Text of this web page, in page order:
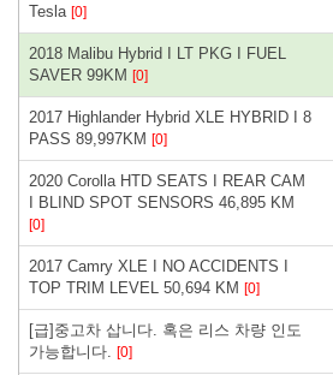
Tesla [0]
2018 Malibu Hybrid I LT PKG I FUEL
SAVER 99KM [0]
2017 Highlander Hybrid XLE HYBRID I 8
PASS 89,997KM [0]
2020 Corolla HTD SEATS I REAR CAM
I BLIND SPOT SENSORS 46,895 KM
[0]
2017 Camry XLE I NO ACCIDENTS I
TOP TRIM LEVEL 50,694 KM [0]
[급]중고차 삽니다. 혹은 리스 차량 인도
가능합니다. [0]